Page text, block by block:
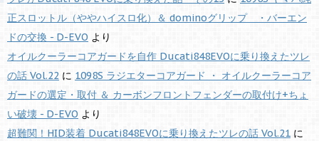
正スロットル（ややハイスロ化）＆ dominoグリップ ・バーエン
ドの交換 - D-EVO より
オイルクーラーコアガードを自作 Ducati848EVOに乗り換えたツレ
の話 Vol.22 に 1098S ラジエターコアガード ・ オイルクーラーコア
ガードの選定・取付 ＆ カーボンフロントフェンダーの取付け+ちょ
い破壊 - D-EVO より
超難関！HID装着 Ducati848EVOに乗り換えたツレの話 Vol.21 に